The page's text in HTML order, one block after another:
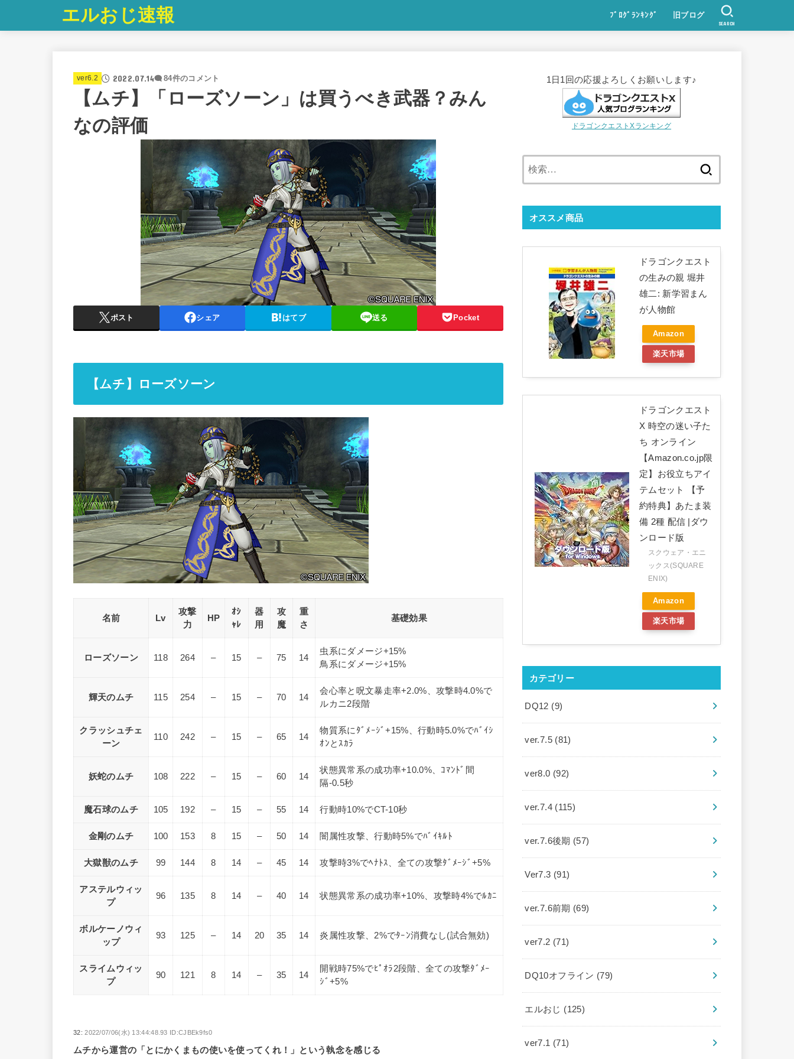
エルおじ速報 ﾌﾞﾛｸﾞﾗﾝｷﾝｸﾞ 旧ブログ
SEARCH
ver6.2 2022.07.14 84件のコメント
【ムチ】「ローズソーン」は買うべき武器？みん
なの評価
ポスト シェア はてブ 送る Pocket
【ムチ】ローズソーン
名前 Lv
攻撃
力
HP
ｵｼ
ｬﾚ
器
用
攻
魔
重
さ
基礎効果
ローズソーン 118 264 – 15 – 75 14
虫系にダメージ+15%
鳥系にダメージ+15%
輝天のムチ 115 254 – 15 – 70 14
会心率と呪文暴走率+2.0%、攻撃時4.0%で
ルカニ2段階
クラッシュチェ
ーン
110 242 – 15 – 65 14
物質系にﾀﾞﾒｰｼﾞ+15%、行動時5.0%でﾊﾞｲｼ
ｵﾝとｽｶﾗ
妖蛇のムチ 108 222 – 15 – 60 14
状態異常系の成功率+10.0%、ｺﾏﾝﾄﾞ間
隔-0.5秒
魔石球のムチ 105 192 – 15 – 55 14 行動時10%でCT-10秒
金剛のムチ 100 153 8 15 – 50 14 闇属性攻撃、行動時5%でﾊﾞｲｷﾙﾄ
大獄獣のムチ 99 144 8 14 – 45 14 攻撃時3%でﾍﾅﾄｽ、全ての攻撃ﾀﾞﾒｰｼﾞ+5%
アステルウィッ
プ
96 135 8 14 – 40 14 状態異常系の成功率+10%、攻撃時4%でﾙｶﾆ
ボルケーノウィ
ップ
93 125 – 14 20 35 14 炎属性攻撃、2%でﾀｰﾝ消費なし(試合無効)
スライムウィッ
プ
90 121 8 14 – 35 14
開戦時75%でﾋﾟｵﾗ2段階、全ての攻撃ﾀﾞﾒｰ
ｼﾞ+5%
32: 2022/07/06(水) 13:44:48.93 ID:CJBEk9fs0
ムチから運営の「とにかくまもの使いを使ってくれ！」という執念を感じる
1日1回の応援よろしくお願いします♪
ドラゴンクエストXランキング
オススメ商品
ドラゴンクエスト
の生みの親 堀井
雄二: 新学習まん
が人物館
Amazon
楽天市場
ドラゴンクエスト
X 時空の迷い子た
ち オンライン
【Amazon.co.jp限
定】お役立ちアイ
テムセット 【予
約特典】あたま装
備 2種 配信 |ダウ
ンロード版
スクウェア・エニ
ックス(SQUARE
ENIX)
Amazon
楽天市場
カテゴリー
DQ12 (9)
ver.7.5 (81)
ver8.0 (92)
ver.7.4 (115)
ver.7.6後期 (57)
Ver7.3 (91)
ver.7.6前期 (69)
ver7.2 (71)
DQ10オフライン (79)
エルおじ (125)
ver7.1 (71)